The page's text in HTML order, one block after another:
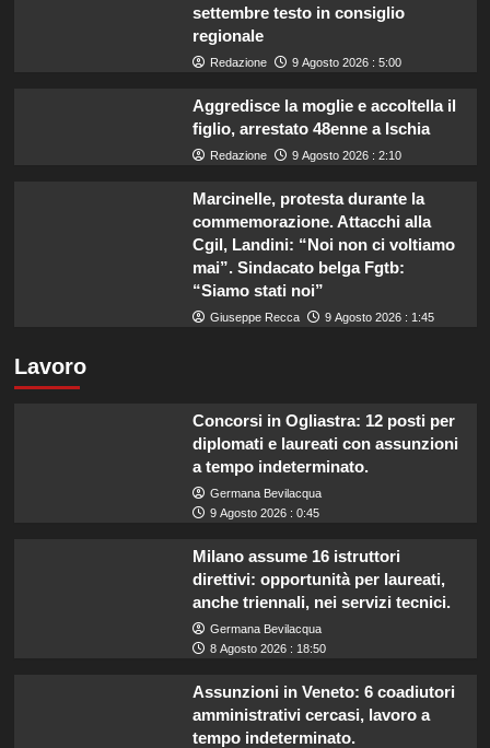
settembre testo in consiglio
regionale
Redazione 9 Agosto 2026 : 5:00
Aggredisce la moglie e accoltella il
figlio, arrestato 48enne a Ischia
Redazione 9 Agosto 2026 : 2:10
Marcinelle, protesta durante la
commemorazione. Attacchi alla
Cgil, Landini: “Noi non ci voltiamo
mai”. Sindacato belga Fgtb:
“Siamo stati noi”
Giuseppe Recca 9 Agosto 2026 : 1:45
Lavoro
Concorsi in Ogliastra: 12 posti per
diplomati e laureati con assunzioni
a tempo indeterminato.
Germana Bevilacqua
9 Agosto 2026 : 0:45
Milano assume 16 istruttori
direttivi: opportunità per laureati,
anche triennali, nei servizi tecnici.
Germana Bevilacqua
8 Agosto 2026 : 18:50
Assunzioni in Veneto: 6 coadiutori
amministrativi cercasi, lavoro a
tempo indeterminato.